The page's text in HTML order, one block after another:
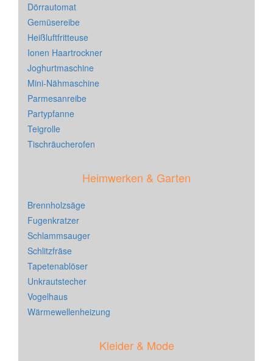
Dörrautomat
Gemüsereibe
Heißluftfritteuse
Ionen Haartrockner
Joghurtmaschine
Mini-Nähmaschine
Parmesanreibe
Partypfanne
Teigrolle
Tischräucherofen
Heimwerken & Garten
Brennholzsäge
Fugenkratzer
Schlammsauger
Schlitzfräse
Tapetenablöser
Unkrautstecher
Vogelhaus
Wärmewellenheizung
Kleider & Mode